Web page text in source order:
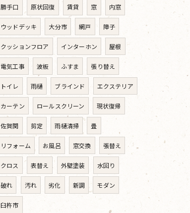
勝手口 原状回復 賃貸 窓 内窓
ウッドデッキ 大分市 網戸 障子
クッションフロア インターホン 屋根
電気工事 波板 ふすま 張り替え
トイレ 雨樋 ブラインド エクステリア
カーテン ロールスクリーン 現状復帰
佐賀関 剪定 雨樋清掃 畳
リフォーム お風呂 窓交換 張替え
クロス 表替え 外壁塗装 水回り
破れ 汚れ 劣化 新調 モダン
臼杵市